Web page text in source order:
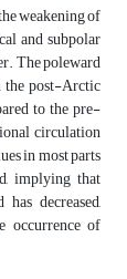
weakening of
and subpolar
The poleward
the post-Arctic
to the pre-
circulation
in most parts
implying that
decreased,
occurrence of